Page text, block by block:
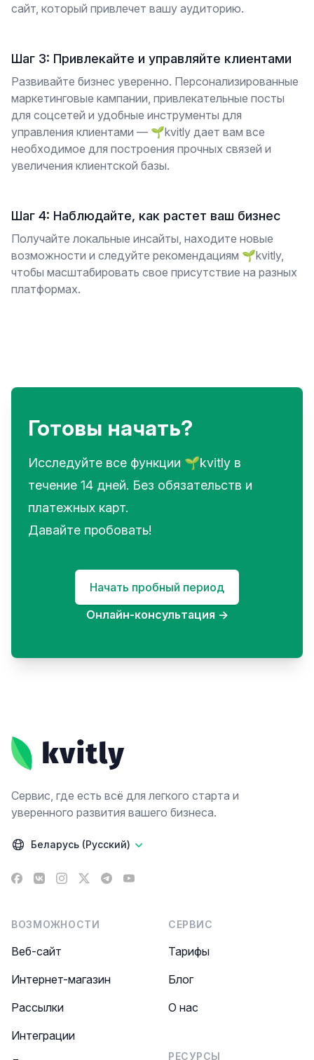
сайт, который привлечет вашу аудиторию.
Шаг 3: Привлекайте и управляйте клиентами
Развивайте бизнес уверенно. Персонализированные
маркетинговые кампании, привлекательные посты
для соцсетей и удобные инструменты для
управления клиентами — 🌱kvitly дает вам все
необходимое для построения прочных связей и
увеличения клиентской базы.
Шаг 4: Наблюдайте, как растет ваш бизнес
Получайте локальные инсайты, находите новые
возможности и следуйте рекомендациям 🌱kvitly,
чтобы масштабировать свое присутствие на разных
платформах.
Готовы начать?
Исследуйте все функции 🌱kvitly в
течение 14 дней. Без обязательств и
платежных карт.
Давайте пробовать!
Начать пробный период
Онлайн-консультация →
Сервис, где есть всё для легкого старта и
уверенного развития вашего бизнеса.
Беларусь (Русский)
Facebook
VK Instagram
X TelegramYouTube
ВОЗМОЖНОСТИ
Веб-сайт
Интернет-магазин
Рассылки
Интеграции
СЕРВИС
Тарифы
Блог
О нас
РЕСУРСЫ